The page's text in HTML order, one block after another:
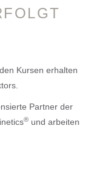
Kursen erhalten
Partner der
® und arbeiten